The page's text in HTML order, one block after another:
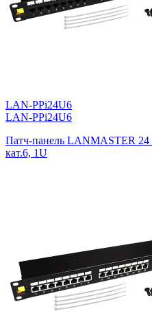
LAN-PPi24U6
LAN-PPi24U6
Патч-панель LANMASTER 24
кат.6, 1U